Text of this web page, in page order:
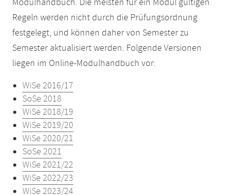
Modulhandbuch. Die meisten für ein Modul gültigen
Regeln werden nicht durch die Prüfungsordnung
festgelegt, und können daher von Semester zu
Semester aktualisiert werden. Folgende Versionen
liegen im Online-Modulhandbuch vor:
WiSe 2016/17
SoSe 2018
WiSe 2018/19
WiSe 2019/20
WiSe 2020/21
SoSe 2021
WiSe 2021/22
WiSe 2022/23
WiSe 2023/24